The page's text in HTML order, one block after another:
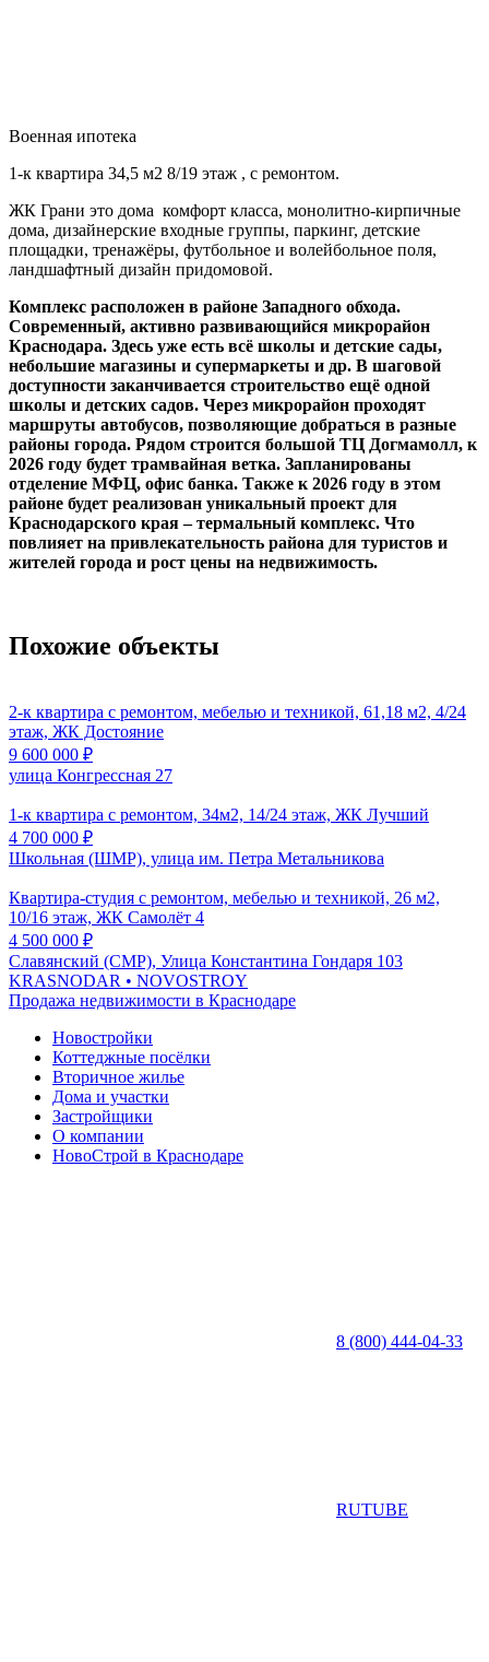
Военная ипотека
1-к квартира 34,5 м2 8/19 этаж , с ремонтом.
ЖК Грани это дома комфорт класса, монолитно-кирпичные
дома, дизайнерские входные группы, паркинг, детские
площадки, тренажёры, футбольное и волейбольное поля,
ландшафтный дизайн придомовой.
Комплекс расположен в районе Западного обхода.
Современный, активно развивающийся микрорайон
Краснодара. Здесь уже есть всё школы и детские сады,
небольшие магазины и супермаркеты и др. В шаговой
доступности заканчивается строительство ещё одной
школы и детских садов. Через микрорайон проходят
маршруты автобусов, позволяющие добраться в разные
районы города. Рядом строится большой ТЦ Догмамолл, к
2026 году будет трамвайная ветка. Запланированы
отделение МФЦ, офис банка. Также к 2026 году в этом
районе будет реализован уникальный проект для
Краснодарского края – термальный комплекс. Что
повлияет на привлекательность района для туристов и
жителей города и рост цены на недвижимость.
Похожие объекты
2-к квартира с ремонтом, мебелью и техникой, 61,18 м2, 4/24
этаж, ЖК Достояние
9 600 000 ₽
улица Конгрессная 27
1-к квартира с ремонтом, 34м2, 14/24 этаж, ЖК Лучший
4 700 000 ₽
Школьная (ШМР), улица им. Петра Метальникова
Квартира-студия с ремонтом, мебелью и техникой, 26 м2,
10/16 этаж, ЖК Самолёт 4
4 500 000 ₽
Славянский (СМР), Улица Константина Гондаря 103
KRASNODAR • NOVOSTROY
Продажа недвижимости в Краснодаре
Новостройки
Коттеджные посёлки
Вторичное жилье
Дома и участки
Застройщики
О компании
НовоСтрой в Краснодаре
8 (800) 444-04-33
RUTUBE